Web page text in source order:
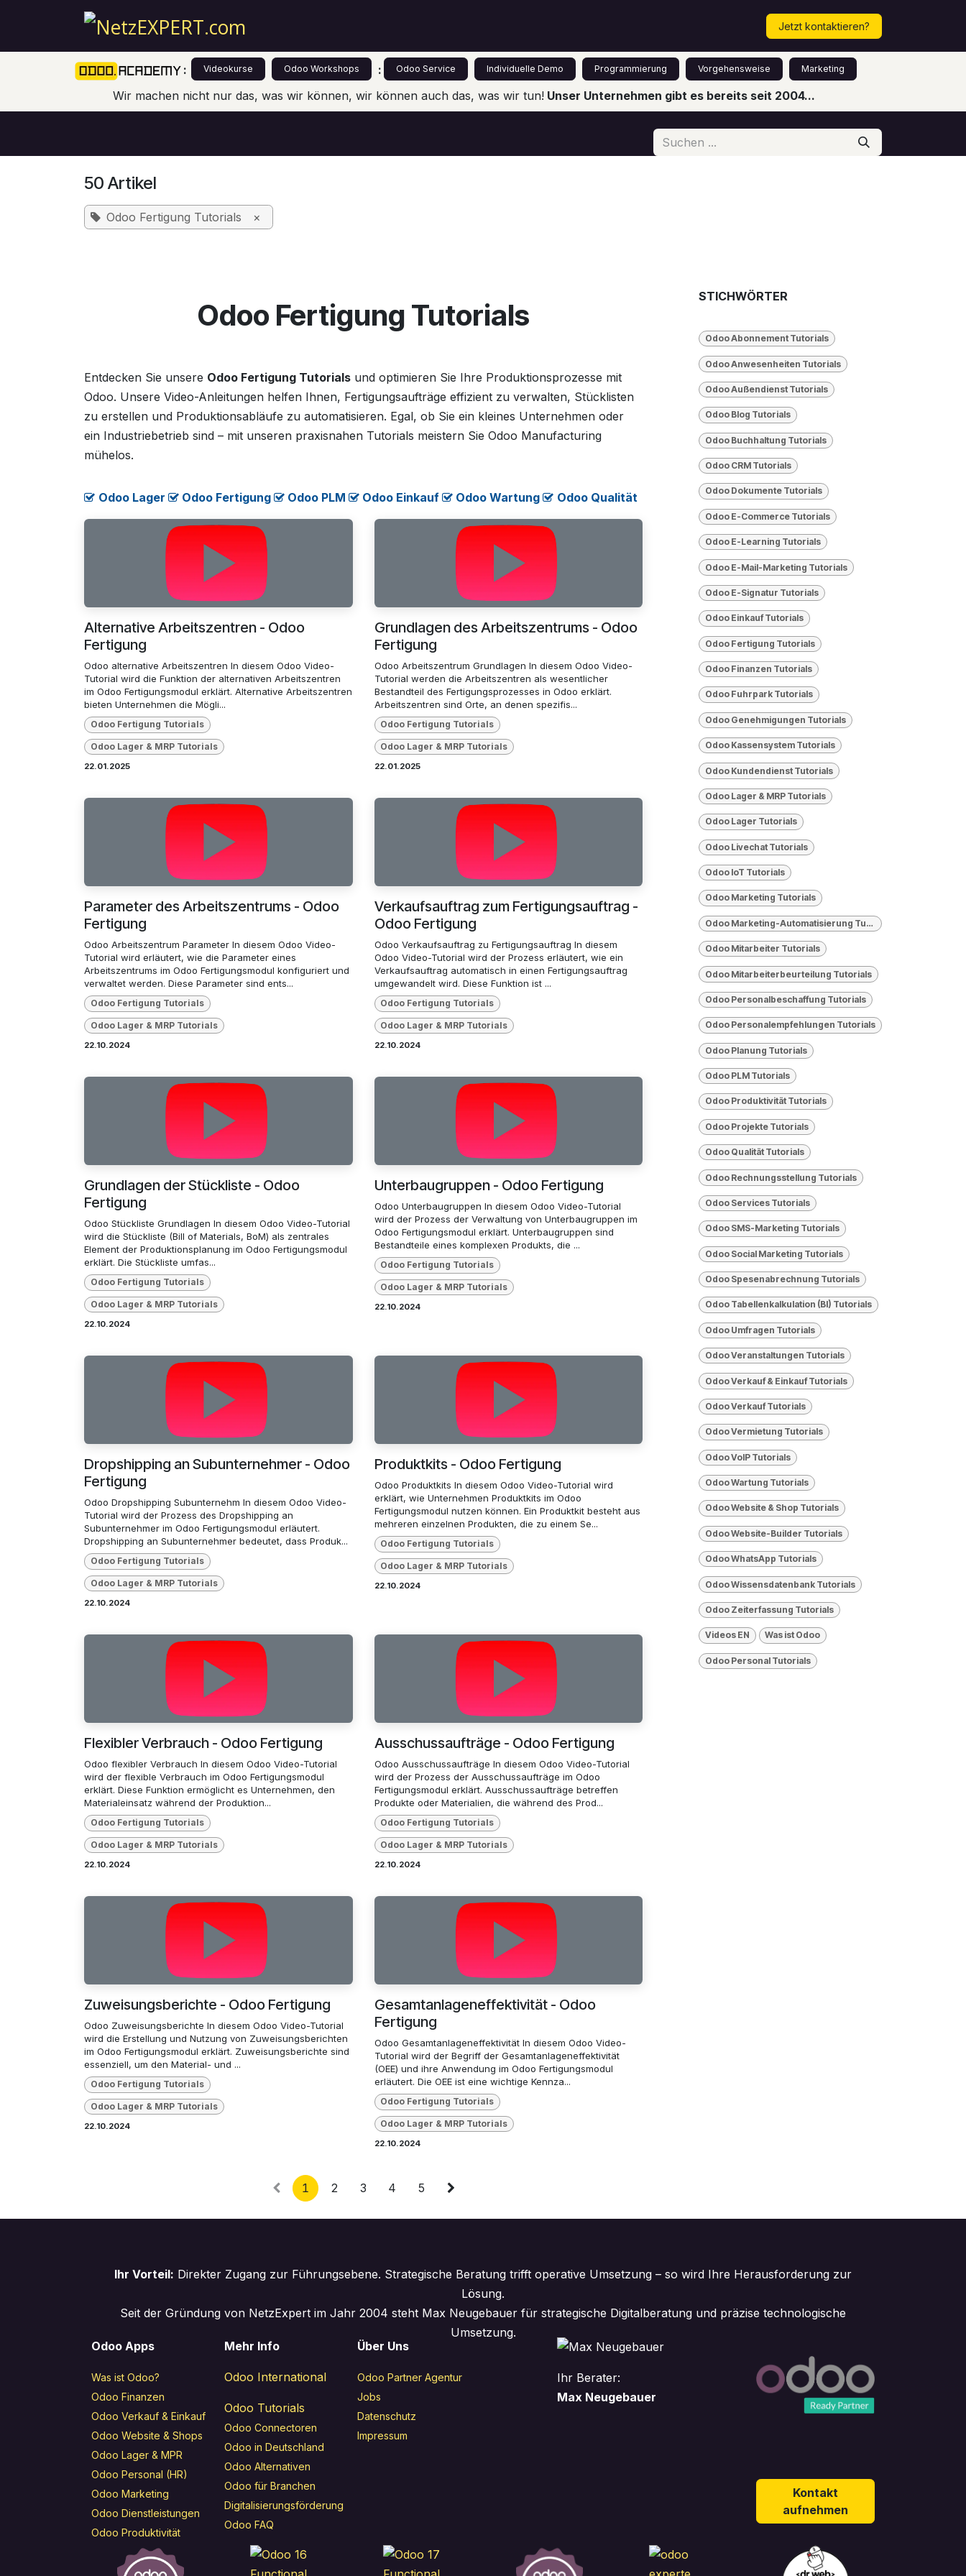
Zum Inhalt springen
Termin vereinbaren!
Jetzt kontaktieren?
: Videokurse Odoo Workshops : Odoo Service Individuelle Demo Programmierung Vorgehensweise Marketing
Wir machen nicht nur das, was wir können, wir können auch das, was wir tun! Unser Unternehmen gibt es bereits seit 2004...
50 Artikel
Odoo Fertigung Tutorials ×
Odoo Fertigung Tutorials
Entdecken Sie unsere Odoo Fertigung Tutorials und optimieren Sie Ihre Produktionsprozesse mit
Odoo. Unsere Video-Anleitungen helfen Ihnen, Fertigungsaufträge effizient zu verwalten, Stücklisten
zu erstellen und Produktionsabläufe zu automatisieren. Egal, ob Sie ein kleines Unternehmen oder
ein Industriebetrieb sind – mit unseren praxisnahen Tutorials meistern Sie Odoo Manufacturing
mühelos.
Odoo Lager Odoo Fertigung Odoo PLM Odoo Einkauf Odoo Wartung Odoo Qualität
Alternative Arbeitszentren - Odoo
Fertigung
Odoo alternative Arbeitszentren In diesem Odoo Video-
Tutorial wird die Funktion der alternativen Arbeitszentren
im Odoo Fertigungsmodul erklärt. Alternative Arbeitszentren
bieten Unternehmen die Mögli...
Odoo Fertigung Tutorials
Odoo Lager & MRP Tutorials
22.01.2025
Grundlagen des Arbeitszentrums - Odoo
Fertigung
Odoo Arbeitszentrum Grundlagen In diesem Odoo Video-
Tutorial werden die Arbeitszentren als wesentlicher
Bestandteil des Fertigungsprozesses in Odoo erklärt.
Arbeitszentren sind Orte, an denen spezifis...
Odoo Fertigung Tutorials
Odoo Lager & MRP Tutorials
22.01.2025
Parameter des Arbeitszentrums - Odoo
Fertigung
Odoo Arbeitszentrum Parameter In diesem Odoo Video-
Tutorial wird erläutert, wie die Parameter eines
Arbeitszentrums im Odoo Fertigungsmodul konfiguriert und
verwaltet werden. Diese Parameter sind ents...
Odoo Fertigung Tutorials
Odoo Lager & MRP Tutorials
22.10.2024
Verkaufsauftrag zum Fertigungsauftrag -
Odoo Fertigung
Odoo Verkaufsauftrag zu Fertigungsauftrag In diesem
Odoo Video-Tutorial wird der Prozess erläutert, wie ein
Verkaufsauftrag automatisch in einen Fertigungsauftrag
umgewandelt wird. Diese Funktion ist ...
Odoo Fertigung Tutorials
Odoo Lager & MRP Tutorials
22.10.2024
Grundlagen der Stückliste - Odoo
Fertigung
Odoo Stückliste Grundlagen In diesem Odoo Video-Tutorial
wird die Stückliste (Bill of Materials, BoM) als zentrales
Element der Produktionsplanung im Odoo Fertigungsmodul
erklärt. Die Stückliste umfas...
Odoo Fertigung Tutorials
Odoo Lager & MRP Tutorials
22.10.2024
Unterbaugruppen - Odoo Fertigung
Odoo Unterbaugruppen In diesem Odoo Video-Tutorial
wird der Prozess der Verwaltung von Unterbaugruppen im
Odoo Fertigungsmodul erklärt. Unterbaugruppen sind
Bestandteile eines komplexen Produkts, die ...
Odoo Fertigung Tutorials
Odoo Lager & MRP Tutorials
22.10.2024
Dropshipping an Subunternehmer - Odoo
Fertigung
Odoo Dropshipping Subunternehm In diesem Odoo Video-
Tutorial wird der Prozess des Dropshipping an
Subunternehmer im Odoo Fertigungsmodul erläutert.
Dropshipping an Subunternehmer bedeutet, dass Produk...
Odoo Fertigung Tutorials
Odoo Lager & MRP Tutorials
22.10.2024
Produktkits - Odoo Fertigung
Odoo Produktkits In diesem Odoo Video-Tutorial wird
erklärt, wie Unternehmen Produktkits im Odoo
Fertigungsmodul nutzen können. Ein Produktkit besteht aus
mehreren einzelnen Produkten, die zu einem Se...
Odoo Fertigung Tutorials
Odoo Lager & MRP Tutorials
22.10.2024
Flexibler Verbrauch - Odoo Fertigung
Odoo flexibler Verbrauch In diesem Odoo Video-Tutorial
wird der flexible Verbrauch im Odoo Fertigungsmodul
erklärt. Diese Funktion ermöglicht es Unternehmen, den
Materialeinsatz während der Produktion...
Odoo Fertigung Tutorials
Odoo Lager & MRP Tutorials
22.10.2024
Ausschussaufträge - Odoo Fertigung
Odoo Ausschussaufträge In diesem Odoo Video-Tutorial
wird der Prozess der Ausschussaufträge im Odoo
Fertigungsmodul erklärt. Ausschussaufträge betreffen
Produkte oder Materialien, die während des Prod...
Odoo Fertigung Tutorials
Odoo Lager & MRP Tutorials
22.10.2024
Zuweisungsberichte - Odoo Fertigung
Odoo Zuweisungsberichte In diesem Odoo Video-Tutorial
wird die Erstellung und Nutzung von Zuweisungsberichten
im Odoo Fertigungsmodul erklärt. Zuweisungsberichte sind
essenziell, um den Material- und ...
Odoo Fertigung Tutorials
Odoo Lager & MRP Tutorials
22.10.2024
Gesamtanlageneffektivität - Odoo
Fertigung
Odoo Gesamtanlageneffektivität In diesem Odoo Video-
Tutorial wird der Begriff der Gesamtanlageneffektivität
(OEE) und ihre Anwendung im Odoo Fertigungsmodul
erläutert. Die OEE ist eine wichtige Kennza...
Odoo Fertigung Tutorials
Odoo Lager & MRP Tutorials
22.10.2024
1 2 3 4 5
STICHWÖRTER
Odoo Abonnement Tutorials
Odoo Anwesenheiten Tutorials
Odoo Außendienst Tutorials
Odoo Blog Tutorials
Odoo Buchhaltung Tutorials
Odoo CRM Tutorials
Odoo Dokumente Tutorials
Odoo E-Commerce Tutorials
Odoo E-Learning Tutorials
Odoo E-Mail-Marketing Tutorials
Odoo E-Signatur Tutorials
Odoo Einkauf Tutorials
Odoo Fertigung Tutorials
Odoo Finanzen Tutorials
Odoo Fuhrpark Tutorials
Odoo Genehmigungen Tutorials
Odoo Kassensystem Tutorials
Odoo Kundendienst Tutorials
Odoo Lager & MRP Tutorials
Odoo Lager Tutorials
Odoo Livechat Tutorials
Odoo loT Tutorials
Odoo Marketing Tutorials
Odoo Marketing-Automatisierung Tutorials
Odoo Mitarbeiter Tutorials
Odoo Mitarbeiterbeurteilung Tutorials
Odoo Personalbeschaffung Tutorials
Odoo Personalempfehlungen Tutorials
Odoo Planung Tutorials
Odoo PLM Tutorials
Odoo Produktivität Tutorials
Odoo Projekte Tutorials
Odoo Qualität Tutorials
Odoo Rechnungsstellung Tutorials
Odoo Services Tutorials
Odoo SMS-Marketing Tutorials
Odoo Social Marketing Tutorials
Odoo Spesenabrechnung Tutorials
Odoo Tabellenkalkulation (BI) Tutorials
Odoo Umfragen Tutorials
Odoo Veranstaltungen Tutorials
Odoo Verkauf & Einkauf Tutorials
Odoo Verkauf Tutorials
Odoo Vermietung Tutorials
Odoo VolP Tutorials
Odoo Wartung Tutorials
Odoo Website & Shop Tutorials
Odoo Website-Builder Tutorials
Odoo WhatsApp Tutorials
Odoo Wissensdatenbank Tutorials
Odoo Zeiterfassung Tutorials
Videos EN Was ist Odoo
​Odoo Personal Tutorials
Ihr Vorteil: Direkter Zugang zur Führungsebene. Strategische Beratung trifft operative Umsetzung – so wird Ihre Herausforderung zur
Lösung.
Seit der Gründung von NetzExpert im Jahr 2004 steht Max Neugebauer für strategische Digitalberatung und präzise technologische
Umsetzung.
Odoo Apps
Was ist Odoo?
Odoo Finanzen
Odoo Verkauf & Einkauf
Odoo Website & Shops
Odoo Lager & MPR
Odoo Personal (HR)
Odoo Marketing
Odoo Dienstleistungen
Odoo Produktivität
Mehr Info
Odoo International
Odoo Tutorials
Odoo Connectoren
Odoo in Deutschland
Odoo Alternativen
Odoo für Branchen
Digitalisierungsförderung
Odoo FAQ
Über Uns
Odoo Partner Agentur
Jobs
Datenschutz
Impressum
Ihr Berater:
Max Neugebauer
Kontakt
aufnehmen